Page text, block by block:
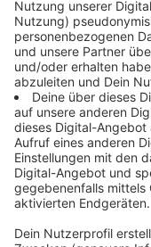
Euro, obwohl
Wirtschaftsplan
Betriebsausschuss
hat den
Ein beauftragtes
mehr Mängel fest
müssen die
Zudem wird die
Beckenwassers
moderneres
Koch-